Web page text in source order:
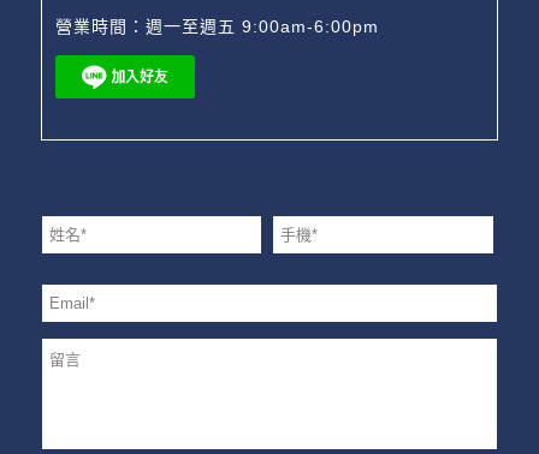
營業時間：週一至週五 9:00am-6:00pm